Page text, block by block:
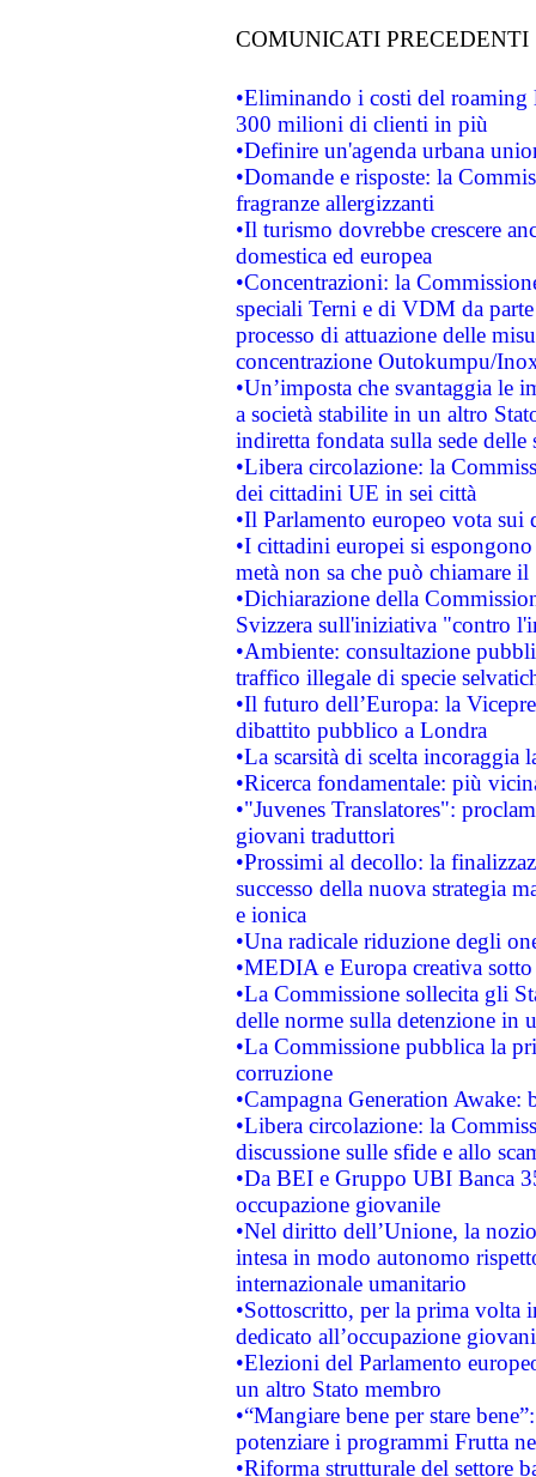
COMUNICATI PRECEDENTI
•Eliminando i costi del roaming
300 milioni di clienti in più
•Definire un'agenda urbana
•Domande e risposte: la
fragranze allergizzanti
•Il turismo dovrebbe crescere
domestica ed europea
•Concentrazioni: la
speciali Terni e di VDM da
processo di attuazione delle
concentrazione Outokumpu/
•Un’imposta che svantaggia le
a società stabilite in un altro
indiretta fondata sulla sede delle
•Libera circolazione: la
dei cittadini UE in sei città
•Il Parlamento europeo vota sui
•I cittadini europei si
metà non sa che può chiamare
•Dichiarazione della
Svizzera sull'iniziativa "contro
•Ambiente: consultazione
traffico illegale di specie
•Il futuro dell’Europa: la
dibattito pubblico a Londra
•La scarsità di scelta
•Ricerca fondamentale: più
•"Juvenes Translatores":
giovani traduttori
•Prossimi al decollo: la
successo della nuova strategia
e ionica
•Una radicale riduzione degli
•MEDIA e Europa creativa
•La Commissione sollecita gli
delle norme sulla detenzione in
•La Commissione pubblica la
corruzione
•Campagna Generation
•Libera circolazione: la
discussione sulle sfide e allo
•Da BEI e Gruppo UBI Banca
occupazione giovanile
•Nel diritto dell’Unione, la
intesa in modo autonomo
internazionale umanitario
•Sottoscritto, per la prima volta
dedicato all’occupazione
•Elezioni del Parlamento
un altro Stato membro
•“Mangiare bene per stare
potenziare i programmi Frutta
•Riforma strutturale del settore